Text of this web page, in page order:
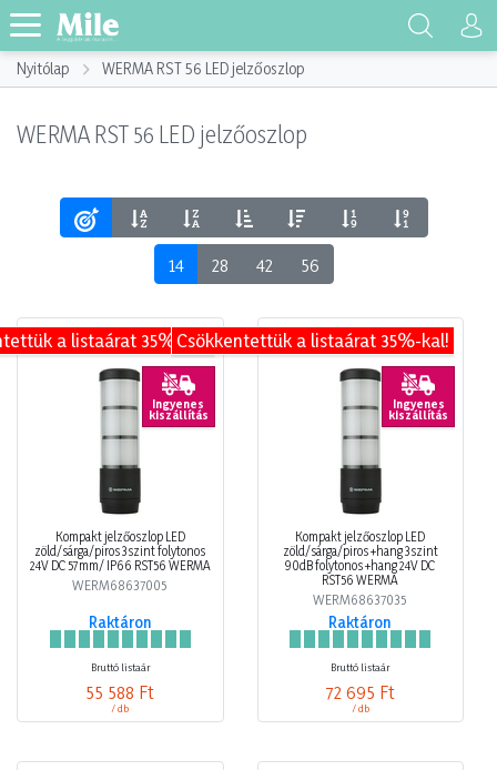
Nyitólap WERMA RST 56 LED jelzőoszlop
WERMA RST 56 LED jelzőoszlop
14 28 42 56
a listaárat 35%-kal!
Ingyenes
kiszállítás
Kompakt jelzőoszlop LED
zöld/sárga/piros 3szint folytonos
24V DC 57mm/ IP66 RST56 WERMA
WERM68637005
Raktáron
Bruttó listaár
55 588 Ft
/ db
Csökkentettük a listaárat 35%-kal!
Ingyenes
kiszállítás
Kompakt jelzőoszlop LED
zöld/sárga/piros +hang 3szint
90dB folytonos +hang 24V DC
RST56 WERMA
WERM68637035
Raktáron
Bruttó listaár
72 695 Ft
/ db